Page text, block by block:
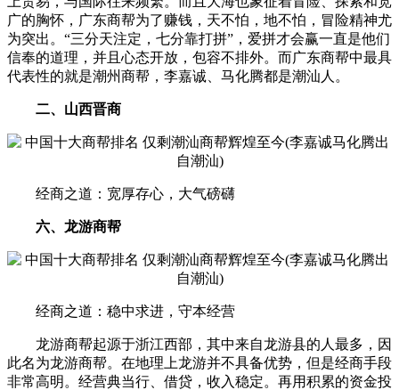
广的胸怀，广东商帮为了赚钱，天不怕，地不怕，冒险精神尤
为突出。“三分天注定，七分靠打拼”，爱拼才会赢一直是他们
信奉的道理，并且心态开放，包容不排外。而广东商帮中最具
代表性的就是潮州商帮，李嘉诚、马化腾都是潮汕人。
二、山西晋商
经商之道：宽厚存心，大气磅礴
六、龙游商帮
经商之道：稳中求进，守本经营
龙游商帮起源于浙江西部，其中来自龙游县的人最多，因
此名为龙游商帮。在地理上龙游并不具备优势，但是经商手段
非常高明。经营典当行、借贷，收入稳定。再用积累的资金投